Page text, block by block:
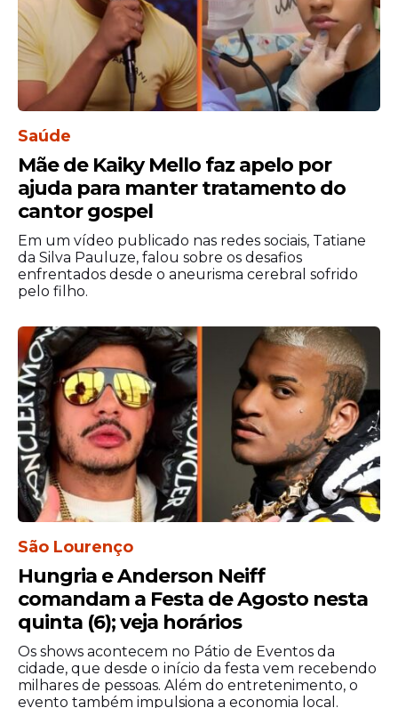
Mestre Anderson Miguel e a Ciranda
Raiz da Mata Norte.
Saúde
Mãe de Kaiky Mello faz apelo por
ajuda para manter tratamento do
cantor gospel
Em um vídeo publicado nas redes sociais, Tatiane
da Silva Pauluze, falou sobre os desafios
enfrentados desde o aneurisma cerebral sofrido
pelo filho.
São Lourenço
Hungria e Anderson Neiff
comandam a Festa de Agosto nesta
quinta (6); veja horários
Os shows acontecem no Pátio de Eventos da
cidade, que desde o início da festa vem recebendo
milhares de pessoas. Além do entretenimento, o
evento também impulsiona a economia local.